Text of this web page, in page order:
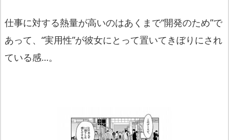
仕事に対する熱量が高いのはあくまで“開発のため”で
あって、“実用性”が彼女にとって置いてきぼりにされ
ている感…。